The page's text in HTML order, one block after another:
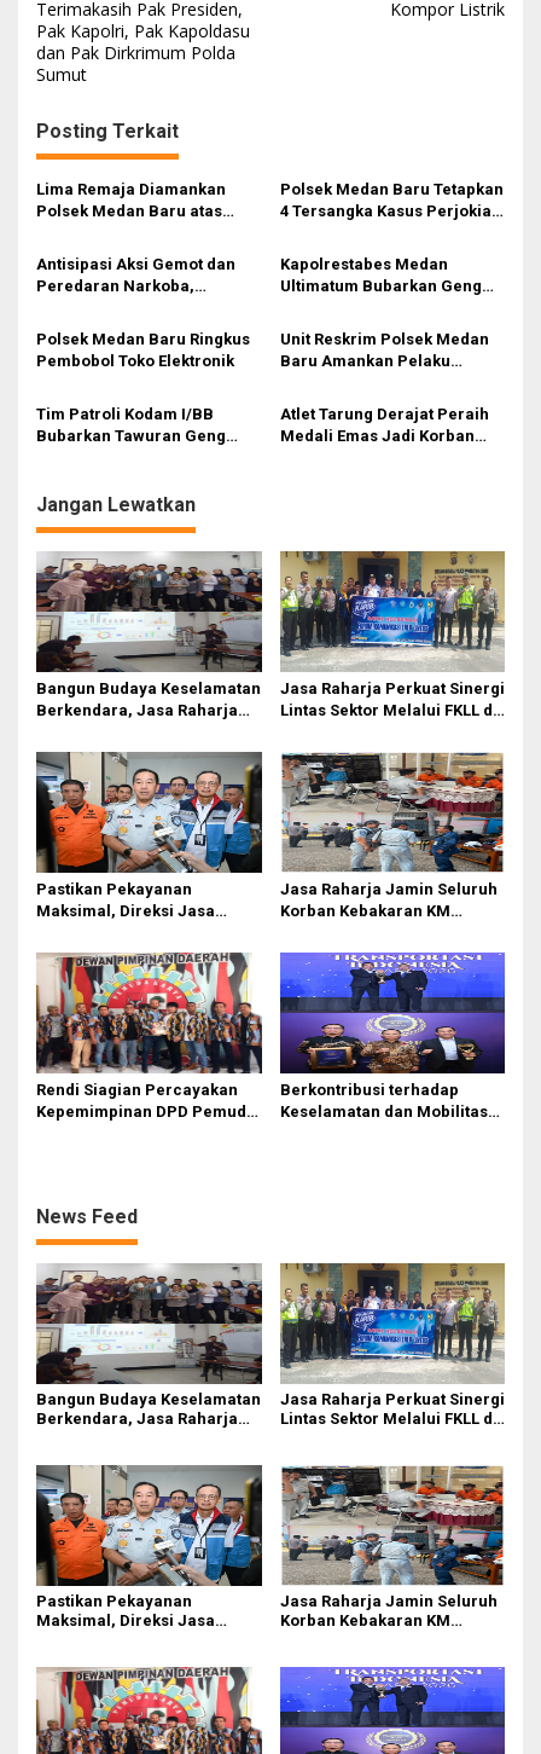
v
i
a
s
i
o
Terimakasih Pak Presiden,
Pak Kapolri, Pak Kapoldasu
dan Pak Dirkrimum Polda
Sumut
Kompor Listrik
Posting Terkait
Lima Remaja Diamankan
Polsek Medan Baru atas
Kekerasan
Polsek Medan Baru Tetapkan
4 Tersangka Kasus Perjokian
Antisipasi Aksi Gemot dan
Peredaran Narkoba,
Sweeping ke Sejumlah
Lokasi Rawan
Kapolrestabes Medan
Ultimatum Bubarkan Geng
Polsek Medan Baru Ringkus
Pembobol Toko Elektronik
Unit Reskrim Polsek Medan
Baru Amankan Pelaku
Sepeda Motor
Tim Patroli Kodam I/BB
Bubarkan Tawuran Geng
Diamankan
Atlet Tarung Derajat Peraih
Medali Emas Jadi Korban
Jangan Lewatkan
Bangun Budaya Keselamatan
Berkendara, Jasa Raharja
Pasifik Medan Industri
Jasa Raharja Perkuat Sinergi
Lintas Sektor Melalui FKLL di
Pastikan Pekayanan
Maksimal, Direksi Jasa
Kebakaran KM Mutiara
Sentosa II
Jasa Raharja Jamin Seluruh
Korban Kebakaran KM
Perairan Sumenep
Rendi Siagian Percayakan
Kepemimpinan DPD Pemuda
Berkontribusi terhadap
Keselamatan dan Mobilitas
News Feed
Bangun Budaya Keselamatan
Berkendara, Jasa Raharja
Jasa Raharja Perkuat Sinergi
Lintas Sektor Melalui FKLL di
Pastikan Pekayanan
Maksimal, Direksi Jasa
Sentosa II
Jasa Raharja Jamin Seluruh
Korban Kebakaran KM